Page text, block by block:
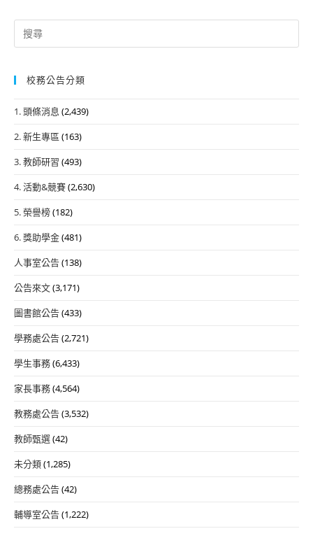
Search
for:
校務公告分類
1. 頭條消息 (2,439)
2. 新生專區 (163)
3. 教師研習 (493)
4. 活動&競賽(2,630)
5. 榮譽榜(182)
6. 獎助學金(481)
人事室公告(138)
公告來文(3,171)
圖書館公告(433)
學務處公告(2,721)
學生事務(6,433)
家長事務(4,564)
教務處公告(3,532)
教師甄選(42)
未分類(1,285)
總務處公告(42)
輔導室公告(1,222)